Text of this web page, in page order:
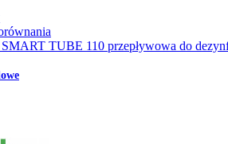
TUBE 110 przepływowa do